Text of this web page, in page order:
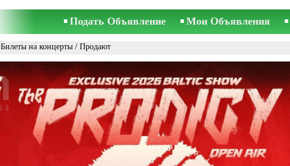
Подать Объявление Мои Объявления
Билеты на концерты / Продают